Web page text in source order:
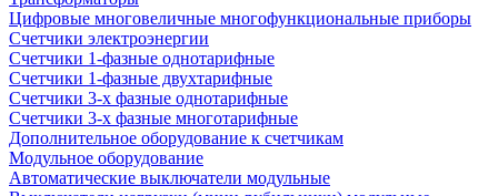
Цифровые многовеличные многофункциональные приборы
Счетчики электроэнергии
Счетчики 1-фазные однотарифные
Счетчики 1-фазные двухтарифные
Счетчики 3-х фазные однотарифные
Счетчики 3-х фазные многотарифные
Дополнительное оборудование к счетчикам
Модульное оборудование
Автоматические выключатели модульные